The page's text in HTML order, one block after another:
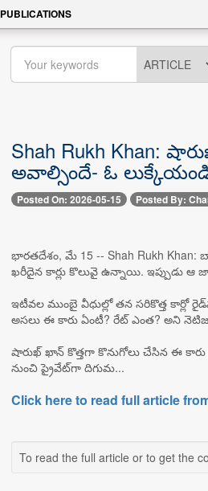
PUBLICATIONS
Shah Rukh Khan:
అవాల్సిందే- ఓ
Posted On: 2026-05-15 Posted By:
భారతదేశం, మే 15 -- Shah Rukh Khan:
ఖరీదైన కార్లు కొలువై ఉన్నాయి. ఇప్పుడు ఆ
ఇటీవల ముంబై వీధుల్లో తన సరికొత్త
అసలు ఈ కారు ఏంటీ? రేట్ ఎంత? అని
షారుఖ్ ఖాన్ కొత్తగా కొనుగోలు చేసిన ఈ
నుంచి ప్రైవేట్‌గా దిగుమ...
Click here to read full article
To read the full article or to get the